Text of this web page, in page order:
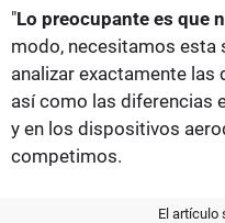
"Lo preocupante es que
modo, necesitamos esta
analizar exactamente las
así como las diferencias
y en los dispositivos
competimos.
El artículo